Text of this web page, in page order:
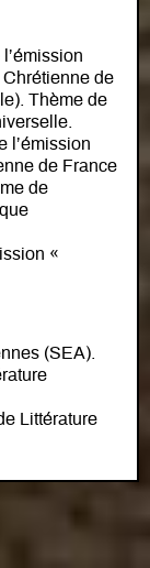
de
Thème de
l’émission
de France
de
«
(SEA).
Littérature